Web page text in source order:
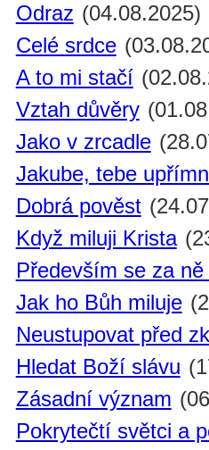
Odraz (04.08.2025)
Celé srdce
A to mi stačí
Vztah důvěry
Jako v zrcadle
Jakube, tebe
Dobrá pověst
Když miluji Krista
Především se za
Jak ho Bůh miluje
Neustupovat před
Hledat Boží slávu
Zásadní význam
Pokrytečtí světci a